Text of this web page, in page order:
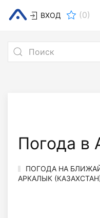
ВХОД (0)
Погода в
ПОГОДА НА
АРКАЛЫК